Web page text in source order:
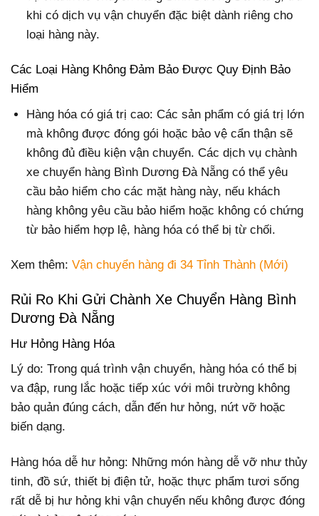
khi có dịch vụ vận chuyển đặc biệt dành riêng cho
loại hàng này.
Các Loại Hàng Không Đảm Bảo Được Quy Định Bảo
Hiểm
Hàng hóa có giá trị cao: Các sản phẩm có giá trị lớn
mà không được đóng gói hoặc bảo vệ cẩn thận sẽ
không đủ điều kiện vận chuyển. Các dịch vụ chành
xe chuyển hàng Bình Dương Đà Nẵng có thể yêu
cầu bảo hiểm cho các mặt hàng này, nếu khách
hàng không yêu cầu bảo hiểm hoặc không có chứng
từ bảo hiểm hợp lệ, hàng hóa có thể bị từ chối.
Xem thêm: Vận chuyển hàng đi 34 Tỉnh Thành (Mới)
Rủi Ro Khi Gửi Chành Xe Chuyển Hàng Bình
Dương Đà Nẵng
Hư Hỏng Hàng Hóa
Lý do: Trong quá trình vận chuyển, hàng hóa có thể bị
va đập, rung lắc hoặc tiếp xúc với môi trường không
bảo quản đúng cách, dẫn đến hư hỏng, nứt vỡ hoặc
biến dạng.
Hàng hóa dễ hư hỏng: Những món hàng dễ vỡ như thủy
tinh, đồ sứ, thiết bị điện tử, hoặc thực phẩm tươi sống
rất dễ bị hư hỏng khi vận chuyển nếu không được đóng